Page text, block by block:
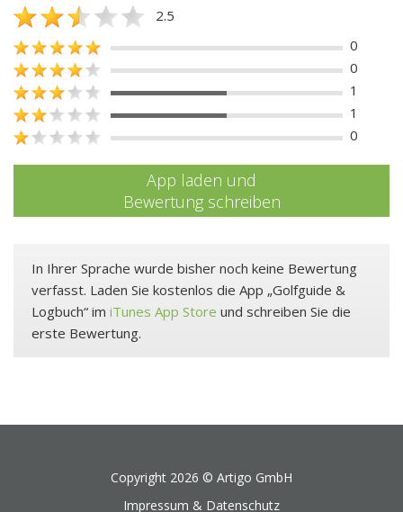
2.5
0
0
1
1
0
App laden und
Bewertung schreiben
In Ihrer Sprache wurde bisher noch keine Bewertung
verfasst. Laden Sie kostenlos die App „Golfguide &
Logbuch“ im iTunes App Store und schreiben Sie die
erste Bewertung.
Copyright 2026 © Artigo GmbH
Impressum & Datenschutz